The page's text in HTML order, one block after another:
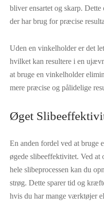
bliver ensartet og skarp.
der har brug for præcise
Uden en vinkelholder er det
hvilket kan resultere i en
at bruge en vinkelholder
mere præcise og pålidelige
Øget
En anden fordel ved at bruge
øgede slibeeffektivitet. Ved
hele slibeprocessen kan du
strøg. Dette sparer tid og
hvis du har mange værktøjer